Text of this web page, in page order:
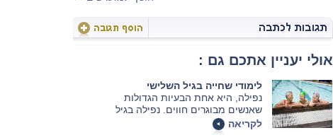
אולי יעניין אתכם גם :
לימודי שחייה בגיל השלישי
נפילה, היא אחת הבעיות הגדולות
שאנשים מבוגרים חווים. נפילה בגיל
מבוגר יכולה להשפיע על פגיעות
נוספות ומסוכנות. חוקרים סבורים
לקריאה